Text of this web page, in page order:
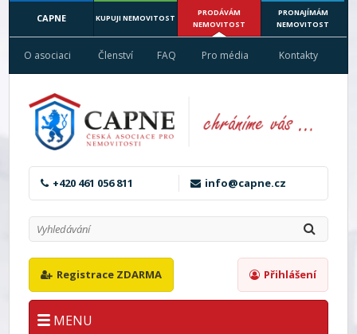
CAPNE KUPUJI NEMOVITOST
PRODÁVÁM
NEMOVITOST
PRONAJÍMÁM
NEMOVITOST
O asociaci Členství FAQ Pro média Kontakty
+420 461 056 811 info@capne.cz
Registrace ZDARMA Přihlášení
MENU